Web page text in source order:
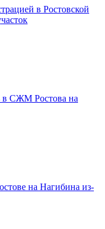
в Ростовской
в СЖМ Ростова на
на Нагибина из-